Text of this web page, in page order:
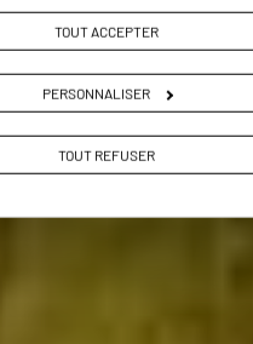
TOUT ACCEPTER
PERSONNALISER
TOUT REFUSER
sur les voyages au Canada
LA GALERIE PHOTOS